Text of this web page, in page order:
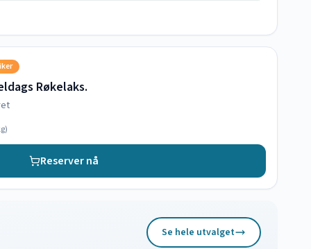
Røkelaks.
Reserver nå
Se hele utvalget